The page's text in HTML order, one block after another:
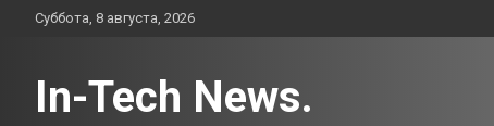
ПерейтиСуббота, 8 августа, 2026
In-Tech News.